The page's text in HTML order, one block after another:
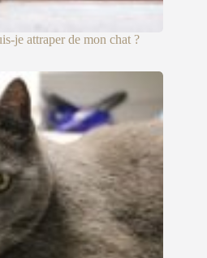
je attraper de mon chat ?